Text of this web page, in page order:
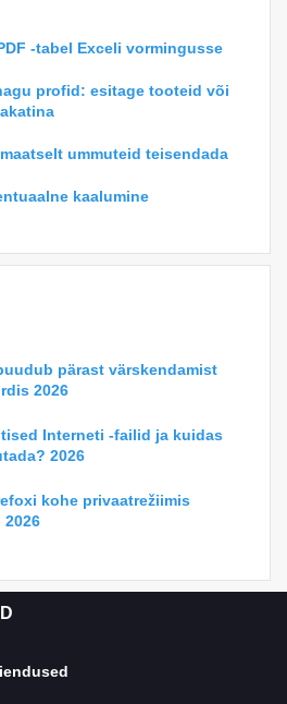
-tabel Exceli vormingusse
profid: esitage tooteid või
ummuteid teisendada
kaalumine
pärast värskendamist
2026
Interneti -failid ja kuidas
2026
kohe privaatrežiimis
2026